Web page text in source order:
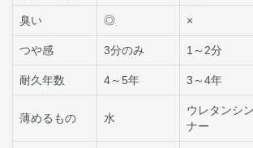
臭い ◎ ×
つや感 3分のみ 1～2分
耐久年数 4～5年 3～4年
薄めるもの 水
ウレタンシン
ナー